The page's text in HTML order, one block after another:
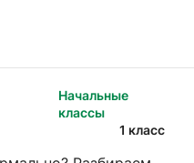
Начальные
классы
1 класс